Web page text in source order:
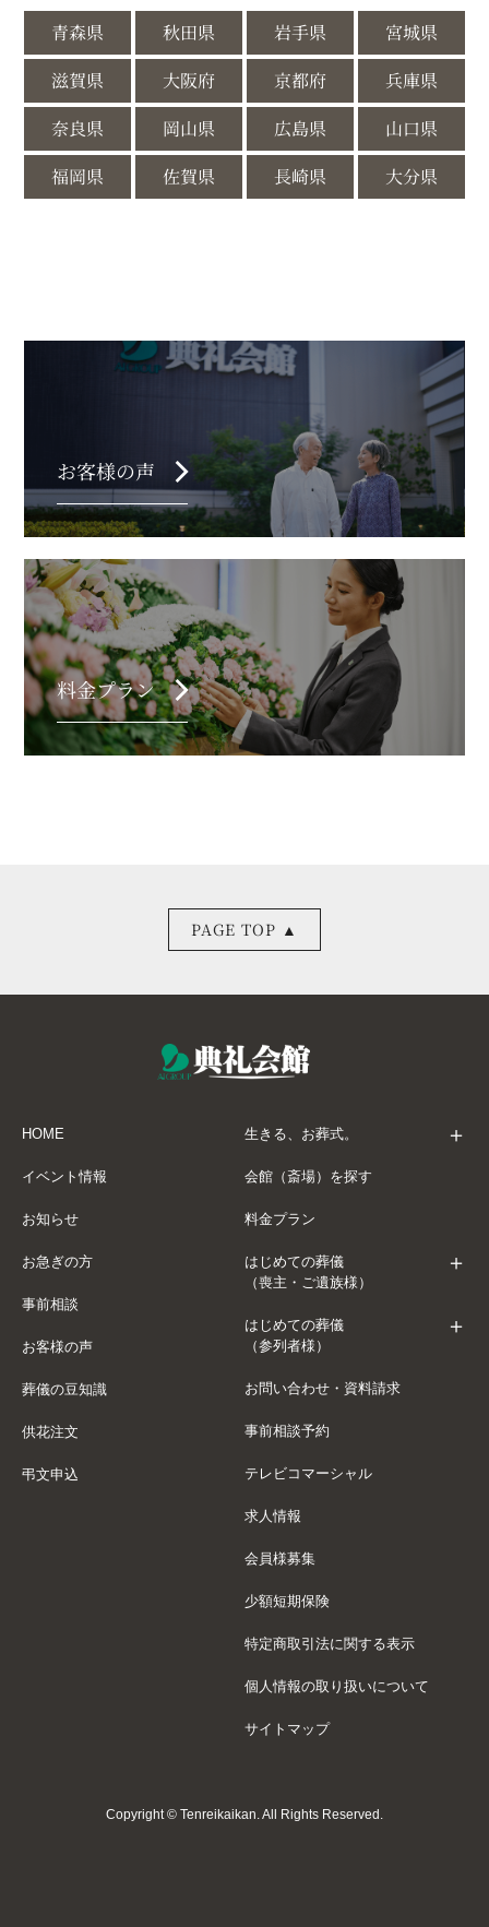
青森県 秋田県 岩手県
宮城県
滋賀県
大阪府 京都府
兵庫県
奈良県
岡山県 広島県
山口県
福岡県
佐賀県 長崎県 大分県
お客様の声 chevron_right
料金プランchevron_right
PAGE TOP ▲
HOME
イベント情報
お知らせ
お急ぎの方
事前相談
お客様の声
葬儀の豆知識
供花注文
弔文申込
生きる、お葬式。
会館（斎場）を探す
料金プラン
はじめての葬儀
（喪主・ご遺族様）
はじめての葬儀
（参列者様）
お問い合わせ・資料請求
事前相談予約
テレビコマーシャル
求人情報
会員様募集
少額短期保険
特定商取引法に関する表示
個人情報の取り扱いについて
サイトマップ
Copyright © Tenreikaikan. All Rights Reserved.